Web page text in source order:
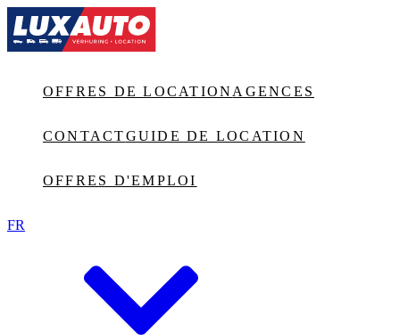
Jump to main content
OFFRES DE LOCATION AGENCES
CONTACTGUIDE DE LOCATION
OFFRES D'EMPLOI
FR